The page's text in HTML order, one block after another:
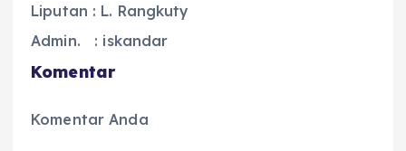
Liputan : L. Rangkuty
Admin. : iskandar
Komentar
Komentar Anda